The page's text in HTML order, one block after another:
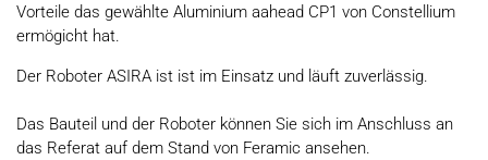
Vorteile das gewählte Aluminium aahead CP1 von Constellium
ermögicht hat.
Der Roboter ASIRA ist ist im Einsatz und läuft zuverlässig.
Das Bauteil und der Roboter können Sie sich im Anschluss an
das Referat auf dem Stand von Feramic ansehen.